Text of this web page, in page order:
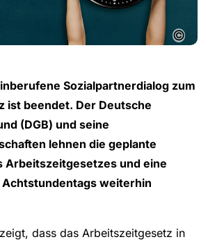
©
Sozialpartnerdialog zum
ist beendet. Der Deutsche
(DGB) und seine
lehnen die geplante
Arbeitszeitgesetzes und eine
weiterhin
dass das Arbeitszeitgesetz in